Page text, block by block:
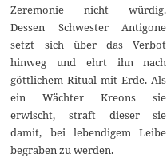
Zeremonie nicht würdig.
Dessen Schwester Antigone
setzt sich über das Verbot
hinweg und ehrt ihn nach
göttlichem Ritual mit Erde. Als
ein Wächter Kreons sie
erwischt, straft dieser sie
damit, bei lebendigem Leibe
begraben zu werden.